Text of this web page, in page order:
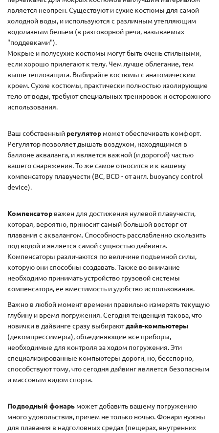
является неопрен. Существуют и сухие костюмы для самой
холодной воды, и используются с различным утепляющим
водолазным бельем (в разговорной речи, называемых
"поддевками").
Мокрые и полусухие костюмы могут быть очень стильными,
если хорошо прилегают к телу. Чем лучше облегание, тем
выше теплозащита. Выбирайте костюмы с анатомическим
кроем. Сухие костюмы, практически полностью изолирующие
тело от воды, требуют специальных тренировок и осторожного
использования.
Ваш собственный регулятор может обеспечивать комфорт.
Регулятор позволяет дышать воздухом, находящимся в
баллоне акваланга, и является важной (и дорогой) частью
вашего снаряжения. То же самое относится и к вашему
компенсатору плавучести (BC, BCD - от англ. buoyancy control
device).
Компенсатор важен для достижения нулевой плавучести,
которая, вероятно, приносит самый большой восторг от
плавания с аквалангом. Способность расслабленно скользить
под водой и является самой сущностью дайвинга.
Компенсаторы различаются по величине подъемной силы,
которую они способны создавать. Также во внимание
необходимо принимать устройство грузовой системы
компенсатора, ее вместимость и удобство использования.
Важно в любой момент времени правильно измерять текущую
глубину и время погружения. Сегодня тенденция такова, что
новички в дайвинге сразу выбираютдайв-компьютеры
(декомпрессимеры), объединяющие все приборы,
необходимые для контроля за ходом погружения. Эти
специализированные компьютеры дороги, но, бесспорно,
способствуют тому, что сегодня дайвинг является безопасным
и массовым видом спорта.
Подводный фонарь может добавить вашему погружению
много удовольствия, причем не только ночью. Фонари нужны
для плавания в надголовных средах (пещерах, внутренних